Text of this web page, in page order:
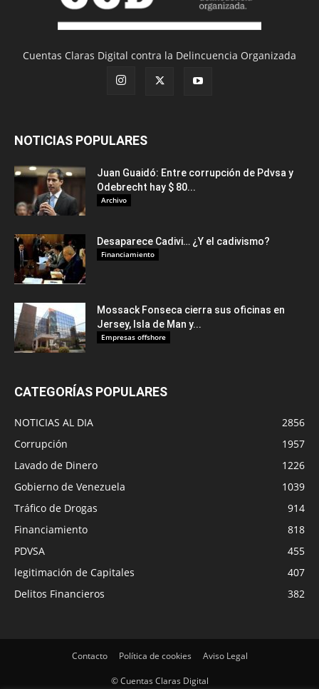
Cuentas Claras Digital contra la Delincuencia Organizada
NOTICIAS POPULARES
Juan Guaidó: Entre corrupción de Pdvsa y
Odebrecht hay $ 80...
Archivo
Desaparece Cadivi… ¿Y el cadivismo?
Financiamiento
Mossack Fonseca cierra sus oficinas en
Jersey, Isla de Man y...
Empresas offshore
CATEGORÍAS POPULARES
NOTICIAS AL DIA
2856
Corrupción
1957
Lavado de Dinero
1226
Gobierno de Venezuela
1039
Tráfico de Drogas
914
Financiamiento
818
PDVSA
455
legitimación de Capitales
407
Delitos Financieros
382
Contacto Política de cookies Aviso Legal
© Cuentas Claras Digital